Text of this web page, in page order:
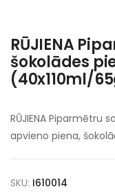
RŪJIENA
šokolādes
(40x110ml/
RŪJIENA Piparmētru
apvieno piena,
SKU: I610014